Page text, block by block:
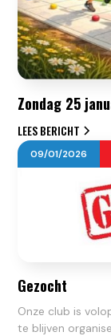
Zondag 25
LEES BERICHT
09/01/2026
Gezocht
Onze club is
te blijven